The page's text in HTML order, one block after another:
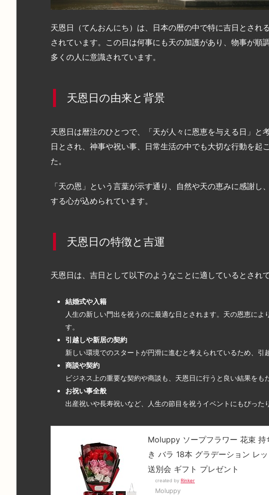
天恩日（てんおんにち）は、日本の暦の中で特に吉日とされ
されています。この日は何事にも天の加護があり、物事が順
多くの人に意識されています。
天恩日の由来と背景
天恩日は暦注のひとつで、「天が人々に恩恵を与える日」と
日とされ、神事や祝い事、日常生活の中でも大切な行動を起
た。
「天の恩」という言葉が示す通り、自然や天の恵みに感謝し
する心が込められています。
天恩日の特徴と吉運
天恩日は、吉日として以下のようなことに適しているとされ
結婚式や入籍
人生の新しい門出を祝うのに最適な日とされます。天の恩恵によ
す。
引越しや新居の契約
新しい環境でのスタートが円滑に進むと考えられているため、引
商談や契約
ビジネス上の重要な契約や商談も、天恩日に行うと良い結果をも
お祝い事全般
出産祝いや長寿祝いなど、人生の節目を祝うイベントにもぴった
Moluppy ソープフラワー 花束
き バラ 18本 グラデーション レ
送別会 ギフト プレゼント
created by Rinker
Moluppy